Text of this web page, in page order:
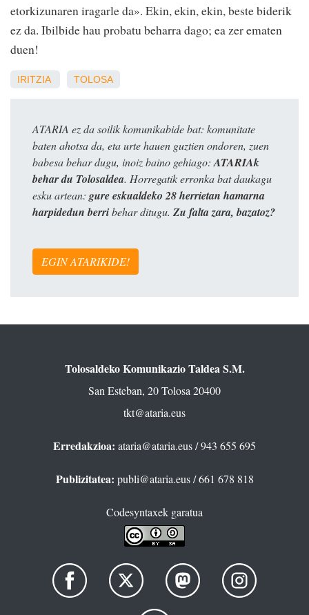
etorkizunaren iragarle da». Ekin, ekin, ekin, beste biderik
ez da. Ibilbide hau probatu beharra dago; ea zer ematen
duen!
IRITZIA TOLOSA
ATARIA ez da soilik komunikabide bat: komunitate
baten ahotsa da, eta urte hauen guztien ondoren, zuen
babesa behar dugu, inoiz baino gehiago: ATARIAk
behar du Tolosaldea. Horregatik erronka bat daukagu
esku artean: gure eskualdeko 28 herrietan hamarna
harpidedun berribehar ditugu. Zu falta zara, bazatoz?
EGIN ATARIKIDE!
Tolosaldeko Komunikazio Taldea S.M.
San Esteban, 20 Tolosa 20400
tkt@ataria.eus
Erredakzioa: ataria@ataria.eus/ 943 655 695
Publizitatea: publi@ataria.eus/ 661 678 818
Codesyntaxek garatua